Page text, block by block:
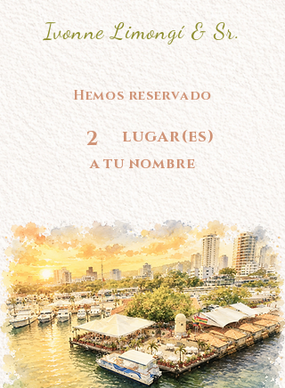
Ivonne Limongí & Sr.
Hemos reservado
2 lugar(es)
a tu nombre